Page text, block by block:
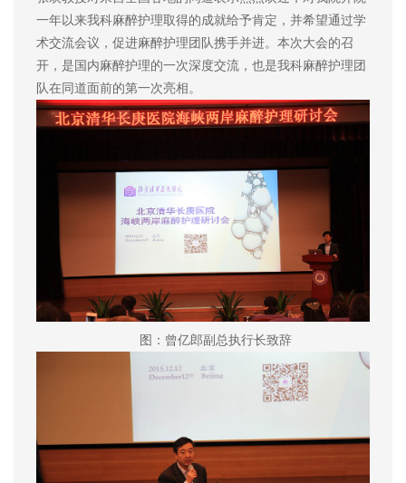
一年以来我科麻醉护理取得的成就给予肯定，并希望通过学
术交流会议，促进麻醉护理团队携手并进。本次大会的召
开，是国内麻醉护理的一次深度交流，也是我科麻醉护理团
队在同道面前的第一次亮相。
图：曾亿郎副总执行长致辞